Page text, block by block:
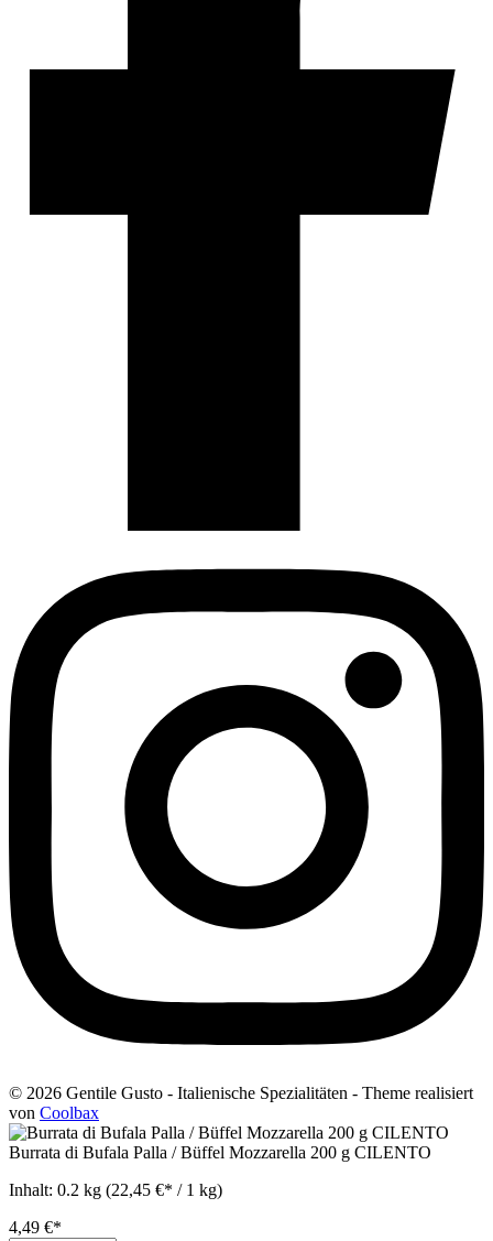
© 2026 Gentile Gusto - Italienische Spezialitäten - Theme realisiert
von Coolbax
Burrata di Bufala Palla / Büffel Mozzarella 200 g CILENTO
Inhalt: 0.2 kg (22,45 €* / 1 kg)
4,49 €*